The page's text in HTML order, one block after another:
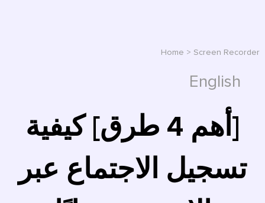
Home > Screen Recorder
English
[أهم 4 طرق] كيفية
تسجيل الاجتماع عبر